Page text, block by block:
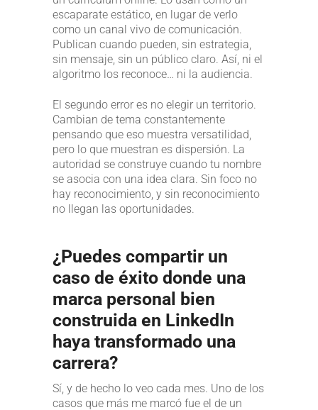
escaparate estático, en lugar de verlo
como un canal vivo de comunicación.
Publican cuando pueden, sin estrategia,
sin mensaje, sin un público claro. Así, ni el
algoritmo los reconoce… ni la audiencia.
El segundo error es no elegir un territorio.
Cambian de tema constantemente
pensando que eso muestra versatilidad,
pero lo que muestran es dispersión. La
autoridad se construye cuando tu nombre
se asocia con una idea clara. Sin foco no
hay reconocimiento, y sin reconocimiento
no llegan las oportunidades.
¿Puedes compartir un
caso de éxito donde una
marca personal bien
construida en LinkedIn
haya transformado una
carrera?
Sí, y de hecho lo veo cada mes. Uno de los
casos que más me marcó fue el de un